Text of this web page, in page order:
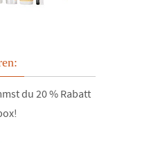
du 20 % Rabatt